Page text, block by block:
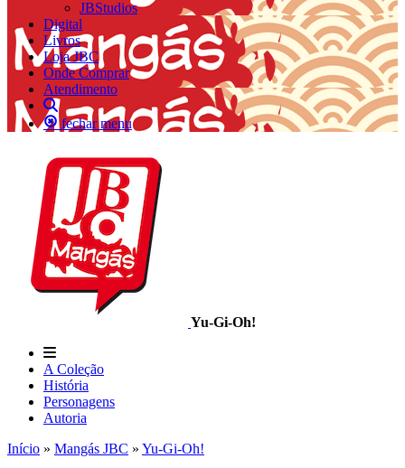
JBStudios
Digital
Livros
Loja JBC
Onde Comprar
Atendimento
fechar menu
Yu-Gi-Oh!
A Coleção
História
Personagens
Autoria
Início » Mangás JBC » Yu-Gi-Oh!